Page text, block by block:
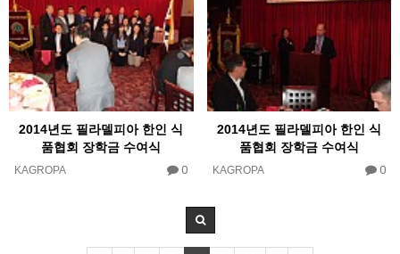
2014년도 필라델피아 한인 식
품협회 장학금 수여식
KAGROPA 0
2014년도 필라델피아 한인 식
품협회 장학금 수여식
KAGROPA 0